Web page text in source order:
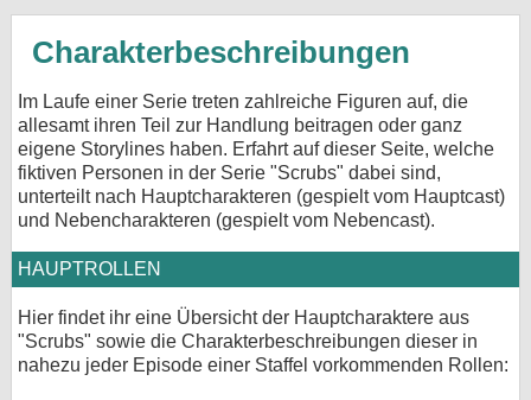
Charakterbeschreibungen
Im Laufe einer Serie treten zahlreiche Figuren auf, die
allesamt ihren Teil zur Handlung beitragen oder ganz
eigene Storylines haben. Erfahrt auf dieser Seite, welche
fiktiven Personen in der Serie "Scrubs" dabei sind,
unterteilt nach Hauptcharakteren (gespielt vom Hauptcast)
und Nebencharakteren (gespielt vom Nebencast).
HAUPTROLLEN
Hier findet ihr eine Übersicht der Hauptcharaktere aus
"Scrubs" sowie die Charakterbeschreibungen dieser in
nahezu jeder Episode einer Staffel vorkommenden Rollen:
KULTUR
Specials
SERVICE
Gewinnspiele
Forum
bei X